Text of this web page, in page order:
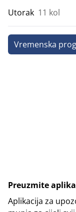
Utorak 11 kol
Vremenska
Preuzmite
Aplikacija za